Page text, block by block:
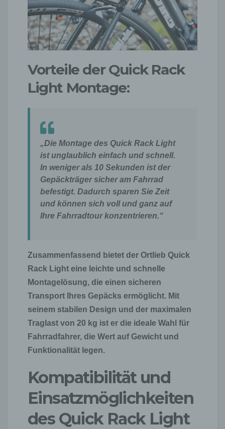
Vorteile der Quick Rack
Light Montage:
„Die Montage des Quick Rack Light
ist unglaublich einfach und schnell.
In weniger als 10 Sekunden ist der
Gepäckträger sicher am Fahrrad
befestigt. Dadurch sparen Sie Zeit
und können sich voll und ganz auf
Ihre Fahrradtour konzentrieren.“
Zusammenfassend bietet der Ortlieb Quick
Rack Light eine leichte und schnelle
Montagelösung, die einen sicheren
Transport Ihres Gepäcks ermöglicht. Mit
seinem stabilen Design und der maximalen
Traglast von 20 kg ist er die ideale Wahl für
Fahrradfahrer, die Wert auf Gewicht und
Funktionalität legen.
Kompatibilität und
Einsatzmöglichkeiten
des Quick Rack Light